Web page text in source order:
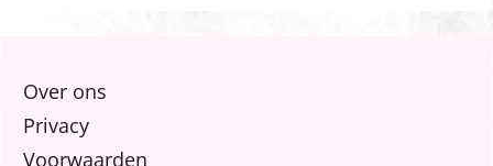
Over ons
Privacy
Voorwaarden